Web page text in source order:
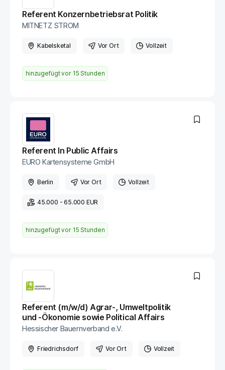
Referent Konzernbetriebsrat Politik
MITNETZ STROM
Kabelsketal Vor Ort Vollzeit
hinzugefügt vor 15 Stunden
Referent In Public Affairs
EURO Kartensysteme GmbH
Berlin Vor Ort Vollzeit
45.000 - 65.000 EUR
hinzugefügt vor 15 Stunden
Referent (m/w/d) Agrar-, Umweltpolitik
und -Ökonomie sowie Political Affairs
Hessischer Bauernverband e.V.
Friedrichsdorf Vor Ort Vollzeit